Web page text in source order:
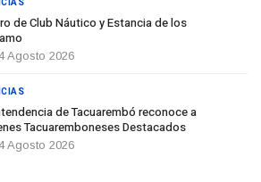
de Club Náutico y Estancia de los
Agosto 2026
de Tacuarembó reconoce a
Tacuaremboneses Destacados
Agosto 2026